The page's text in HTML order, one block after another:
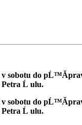
sobotu do
Ĺ ulu.
sobotu do
Ĺ ulu.